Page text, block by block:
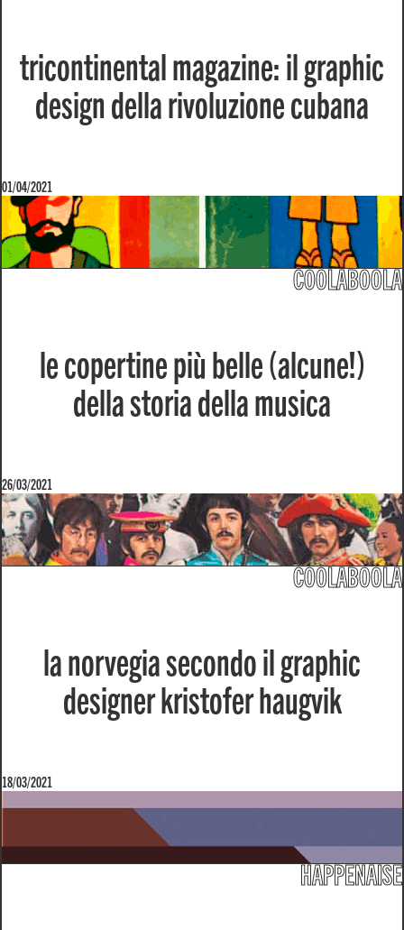
tricontinental magazine: il graphic
design della rivoluzione cubana
01/04/2021
COOLABOOLA
le copertine più belle (alcune!)
della storia della musica
26/03/2021
COOLABOOLA
la norvegia secondo il graphic
designer kristofer haugvik
18/03/2021
HAPPENAISE